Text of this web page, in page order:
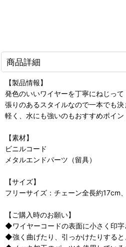
商品詳細
【製品情報】
発色のいいワイヤーを丁寧にねじっ
張りのあるスタイルなので一本でも決
軽く、水にも強いのもおすすめポイン
【素材】
ビニルコード
メタルエンドパーツ（留具）
【サイズ】
フリーサイズ：チェーン全長約17cm
【ご購入時のお願い】
◆ワイヤーコードの表面に小さく印字
◆強く曲げたり、引っかけたりすると